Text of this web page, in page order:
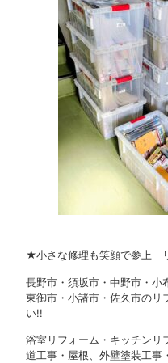
★小さな修理も笑顔で参上
長野市・須坂市・中野市・小
東御市・小諸市・佐久市のリ
い!!
浴室リフォーム・キッチンリ
道工事・屋根、外壁塗装工事